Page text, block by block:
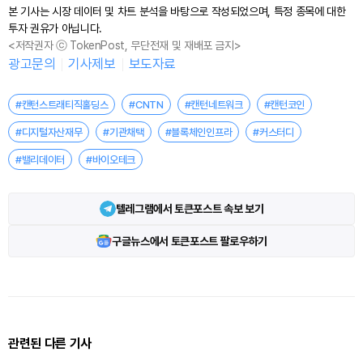
본 기사는 시장 데이터 및 차트 분석을 바탕으로 작성되었으며, 특정 종목에 대한
투자 권유가 아닙니다.
<저작권자 ⓒ TokenPost, 무단전재 및 재배포 금지>
광고문의 기사제보 보도자료
#캔턴스트래티직홀딩스 #CNTN #캔턴네트워크 #캔턴코인
#디지털자산재무 #기관채택 #블록체인인프라 #커스터디
#밸리데이터 #바이오테크
텔레그램에서 토큰포스트 속보 보기
구글뉴스에서 토큰포스트 팔로우하기
관련된 다른 기사